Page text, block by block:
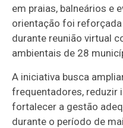
em praias, balneários e
orientação foi
durante reunião virtual
ambientais de 28
A iniciativa busca
frequentadores, reduzir
fortalecer a gestão
durante o período de